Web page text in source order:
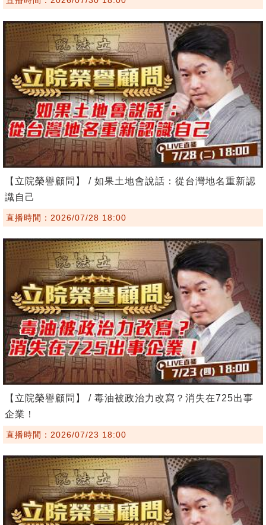
【立院榮譽顧問】 / 如果土地會說話：從台灣地名重新認
識自己
直播時間：2026/07/28 18:00
【立院榮譽顧問】 / 毒油被政治力改寫？消失在725出事
企業！
直播時間：2026/07/23 18:00